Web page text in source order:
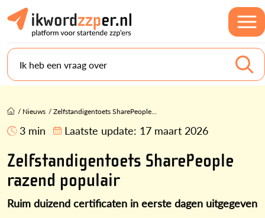
Ik heb een vraag over
/ Nieuws /Zelfstandigentoets SharePeople...
3 min Laatste update: 17 maart 2026
Zelfstandigentoets SharePeople
razend populair
Ruim duizend certificaten in eerste dagen uitgegeven